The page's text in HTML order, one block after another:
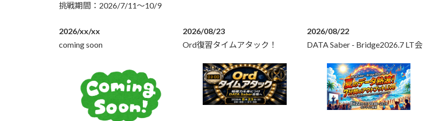
挑戦期間：2026/7/11〜10/9
2026/xx/xx
coming soon
2026/08/23
Ord復習タイムアタック！
2026/08/22
DATA Saber - Bridge2026.7 LT会